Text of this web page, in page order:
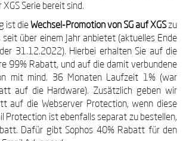
Serie bereit sind.
ist dieWechsel-Promotion von SG auf XGSzu
seit über einem Jahr anbietet (aktuelles Ende
31.12.2022). Hierbei erhalten Sie auf die
99% Rabatt, und auf die damit verbundene
mit mind. 36 Monaten Laufzeit 1% (war
auf die Hardware). Zusätzlich geben wir
auf die Webserver Protection, wenn diese
Protection ist ebenfalls separat zu bestellen,
Dafür gibt Sophos 40% Rabatt für den